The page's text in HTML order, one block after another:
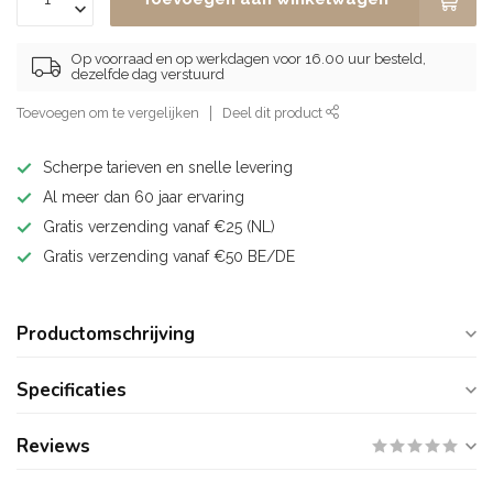
Op voorraad en op werkdagen voor 16.00 uur besteld,
dezelfde dag verstuurd
Toevoegen om te vergelijken Deel dit product
Scherpe tarieven en snelle levering
Al meer dan 60 jaar ervaring
Gratis verzending vanaf €25 (NL)
Gratis verzending vanaf €50 BE/DE
Productomschrijving
Specificaties
Reviews